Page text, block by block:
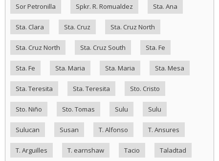
Sor Petronilla Spkr. R. Romualdez Sta. Ana
Sta. Clara Sta. Cruz Sta. Cruz North
Sta. Cruz North Sta. Cruz South Sta. Fe
Sta. Fe Sta. Maria Sta. Maria Sta. Mesa
Sta. Teresita Sta. Teresita Sto. Cristo
Sto. Niño Sto. Tomas Sulu Sulu
Sulucan Susan T. Alfonso T. Ansures
T. Arguilles T. earnshaw Tacio Taladtad